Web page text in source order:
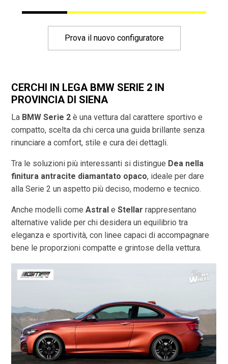
Prova il nuovo configuratore
CERCHI IN LEGA BMW SERIE 2 IN
PROVINCIA DI SIENA
La BMW Serie 2 è una vettura dal carattere sportivo e
compatto, scelta da chi cerca una guida brillante senza
rinunciare a comfort, stile e cura dei dettagli.
Tra le soluzioni più interessanti si distingue Dea nella
finitura antracite diamantato opaco, ideale per dare
alla Serie 2 un aspetto più deciso, moderno e tecnico.
Anche modelli comeAstral eStellar rappresentano
alternative valide per chi desidera un equilibrio tra
eleganza e sportività, con linee capaci di accompagnare
bene le proporzioni compatte e grintose della vettura.